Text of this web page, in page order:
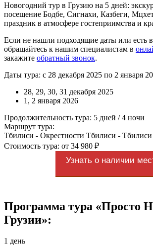
Новогодний тур в Грузию на 5 дней:
посещение Бодбе, Сигнахи, Казбеги,
праздник в атмосфере гостеприимства и
Если не нашли подходящие даты или есть
обращайтесь к нашим специалистам в
закажите обратный звонок.
Даты тура: с 28 декабря 2025 по 2 января
28, 29, 30, 31 декабря 2025
1, 2 января 2026
Продолжительность тура: 5 дней / 4 ночи
Маршрут тура:
Тбилиси - Окрестности Тбилиси - Тбилиси
Стоимость тура: от 34 980 ₽
Узнать о наличии
Программа тура «Просто
Грузии»:
1 день